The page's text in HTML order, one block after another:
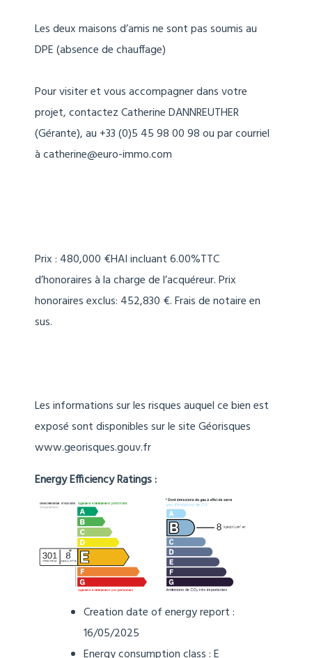
Les deux maisons d’amis ne sont pas soumis au
DPE (absence de chauffage)
Pour visiter et vous accompagner dans votre
projet, contactez Catherine DANNREUTHER
(Gérante), au +33 (0)5 45 98 00 98 ou par courriel
à catherine@euro-immo.com
Prix : 480,000 €HAI incluant 6.00%TTC
d’honoraires à la charge de l’acquéreur. Prix
honoraires exclus: 452,830 €. Frais de notaire en
sus.
Les informations sur les risques auquel ce bien est
exposé sont disponibles sur le site Géorisques
www.georisques.gouv.fr
Energy Efficiency Ratings :
Creation date of energy report :
16/05/2025
Energy consumption class : E